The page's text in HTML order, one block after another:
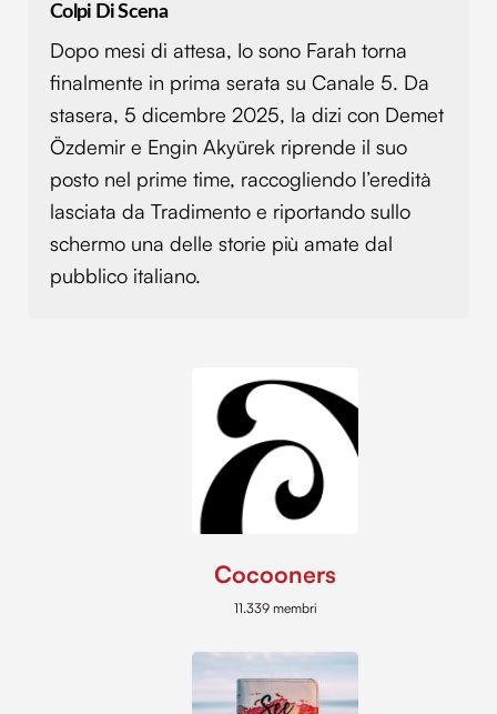
Colpi Di Scena
Dopo mesi di attesa, Io sono Farah torna
finalmente in prima serata su Canale 5. Da
stasera, 5 dicembre 2025, la dizi con Demet
Özdemir e Engin Akyürek riprende il suo
posto nel prime time, raccogliendo l’eredità
lasciata da Tradimento e riportando sullo
schermo una delle storie più amate dal
pubblico italiano.
Cocooners
11.339 membri